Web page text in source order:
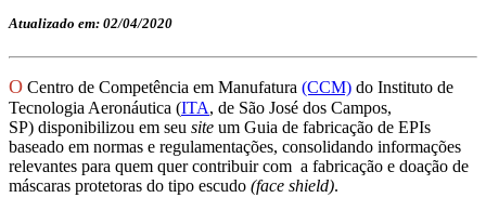
Atualizado em: 02/04/2020
O Centro de Competência em Manufatura (CCM) do Instituto de
Tecnologia Aeronáutica (ITA, de São José dos Campos,
SP) disponibilizou em seu site um Guia de fabricação de EPIs
baseado em normas e regulamentações, consolidando informações
relevantes para quem quer contribuir com a fabricação e doação de
máscaras protetoras do tipo escudo (face shield).